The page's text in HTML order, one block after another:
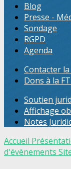
Blog
Presse -
Sondage
RGPD
Agenda
Contacter la
Dons à la
Soutien
Affichage
Notes
Accueil
d'évènements